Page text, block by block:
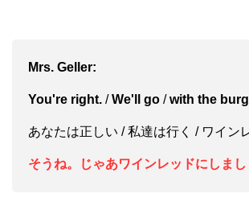
Mrs. Geller:
You're right. /We'll go /with the
あなたは正しい / 私達は行く / ワイン
そうね。じゃあワインレッドにしまし